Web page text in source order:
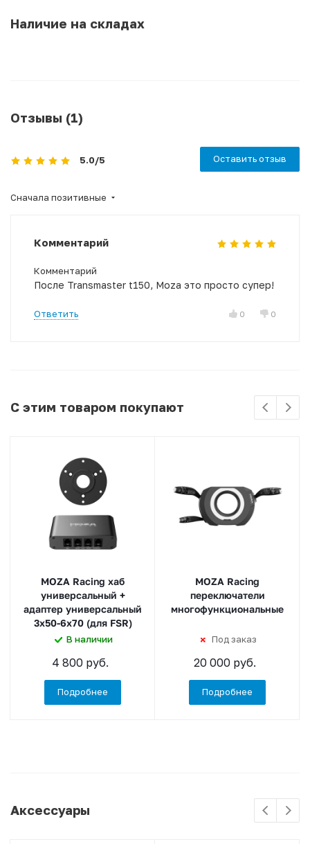
Наличие на складах
Отзывы (1)
5.0/5 Оставить отзыв
Сначала позитивные
Комментарий
Комментарий
После Transmaster t150, Moza это просто супер!
Ответить 0 0
С этим товаром покупают
MOZA Racing хаб
универсальный +
адаптер универсальный
3x50-6x70 (для FSR)
В наличии
4 800 руб.
Подробнее
MOZA Racing
переключатели
многофункциональные
Под заказ
20 000 руб.
Подробнее
Аксессуары